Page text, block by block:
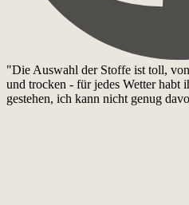
"Die Auswahl der Stoffe ist toll,
und trocken - für jedes Wetter habt
gestehen, ich kann nicht genug